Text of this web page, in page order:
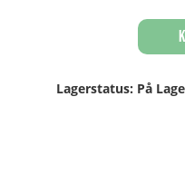
Lagerstatus: På